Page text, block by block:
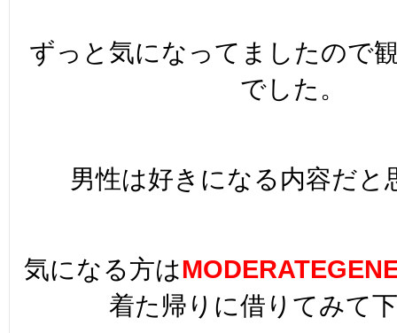
ずっと気になってましたので
でした。
男性は好きになる内容だと
気になる方は
着た帰りに借りてみて